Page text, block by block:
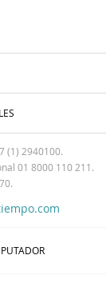
(1) 2940100.
01 8000 110 211.